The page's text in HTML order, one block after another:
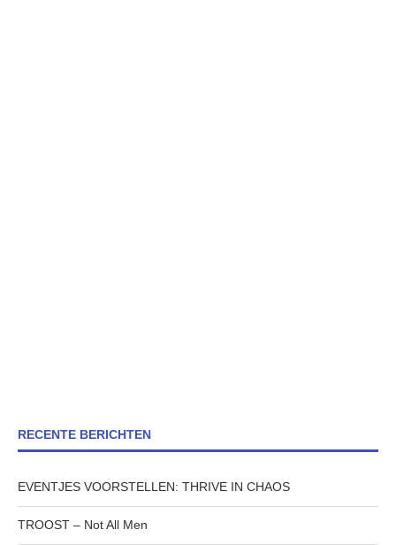
RECENTE BERICHTEN
EVENTJES VOORSTELLEN: THRIVE IN CHAOS
TROOST – Not All Men